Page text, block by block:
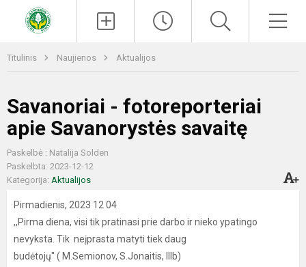
Titulinis Naujienos Aktualijos
Savanoriai - fotoreporteriai
apie Savanorystės savaitę
Paskelbė : Natalija Solden
Paskelbta: 2023-12-12
Kategorija: Aktualijos
Pirmadienis, 2023 12 04
,,Pirma diena, visi tik pratinasi prie darbo ir nieko ypatingo
nevyksta. Tik neįprasta matyti tiek daug
budėtojų" ( M.Semionov, S.Jonaitis, IIIb)